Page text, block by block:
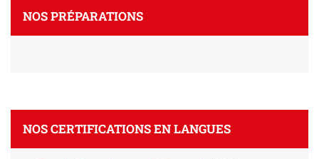
NOS PRÉPARATIONS
NOS CERTIFICATIONS EN LANGUES